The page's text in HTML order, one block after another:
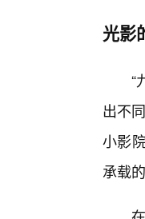
光影
“
出不
小影
承载